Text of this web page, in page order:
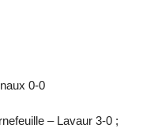
0-0
– Lavaur 3-0 ;